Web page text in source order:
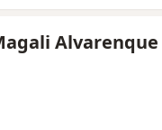
Alvarenque